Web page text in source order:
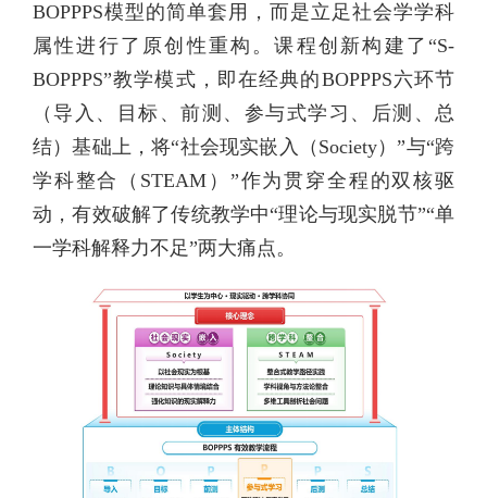
BOPPPS模型的简单套用，而是立足社会学学科
属性进行了原创性重构。课程创新构建了“S-
BOPPPS”教学模式，即在经典的BOPPPS六环节
（导入、目标、前测、参与式学习、后测、总
结）基础上，将“社会现实嵌入（Society）”与“跨
学科整合（STEAM）”作为贯穿全程的双核驱
动，有效破解了传统教学中“理论与现实脱节”“单
一学科解释力不足”两大痛点。